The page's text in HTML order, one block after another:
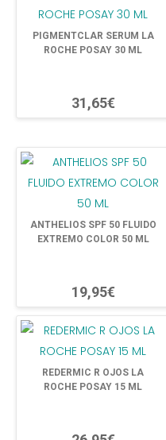
PIGMENTCLAR SERUM LA
ROCHE POSAY 30 ML
31,65€
ANTHELIOS SPF 50 FLUIDO
EXTREMO COLOR 50 ML
19,95€
REDERMIC R OJOS LA
ROCHE POSAY 15 ML